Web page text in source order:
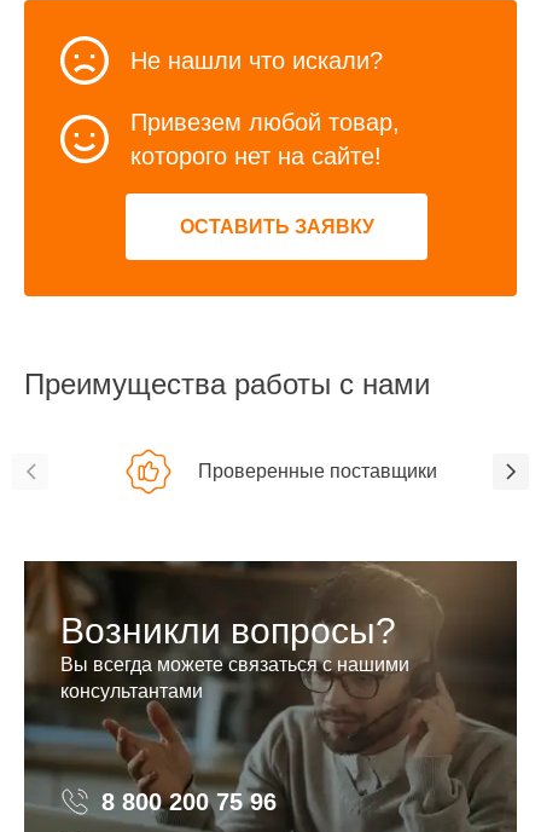
Не нашли что искали?
Привезем любой товар,
которого нет на сайте!
ОСТАВИТЬ ЗАЯВКУ
Преимущества работы с нами
Проверенные поставщики
Возникли вопросы?
Вы всегда можете связаться с нашими
консультантами
8 800 200 75 96 8 800 200 75 96